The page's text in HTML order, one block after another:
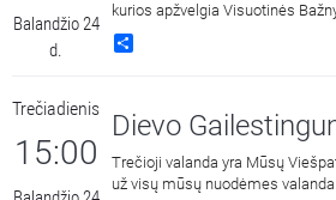
Balandžio 24
d.
kurios apžvelgia Visuotinės
Trečiadienis
15:00
Dievo
Trečioji valanda yra Mūsų
už visų mūsų nuodėmes